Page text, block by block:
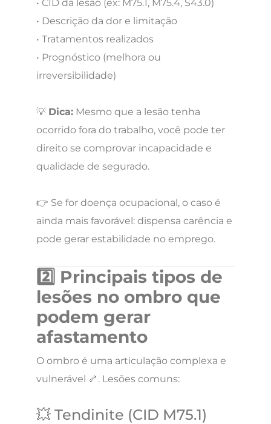
• CID da lesão (ex: M75.1, M75.4, S43.0)
• Descrição da dor e limitação
• Tratamentos realizados
• Prognóstico (melhora ou
irreversibilidade)
💡 Dica: Mesmo que a lesão tenha
ocorrido fora do trabalho, você pode ter
direito se comprovar incapacidade e
qualidade de segurado.
👉 Se for doença ocupacional, o caso é
ainda mais favorável: dispensa carência e
pode gerar estabilidade no emprego.
2️⃣ Principais tipos de
lesões no ombro que
podem gerar
afastamento
O ombro é uma articulação complexa e
vulnerável 🦴. Lesões comuns:
💥 Tendinite (CID M75.1)